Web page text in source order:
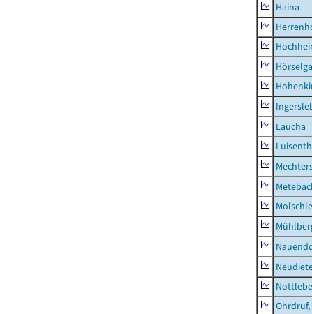
Haina
Laucha